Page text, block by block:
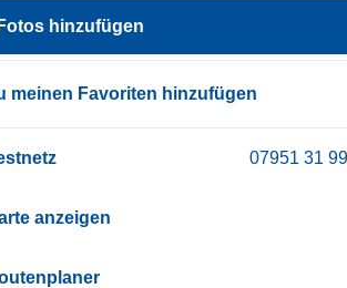
Fotos hinzufügen
meinen Favoriten hinzufügen
anzeigen